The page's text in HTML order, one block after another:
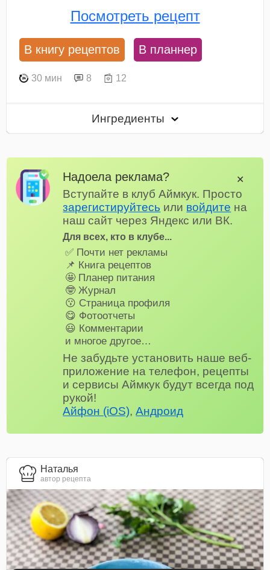
Посмотреть рецепт
В книгу рецептов В планнер
30 мин 8 12
Ингредиенты
Надоела реклама?
Вступайте в клуб Аймкук. Просто
зарегистируйтесь или войдите на
наш сайт через Яндекс или ВК.
Для всех, кто в клубе...
✅ Почти нет рекламы
📌 Книга рецептов
🤩 Планер питания
🤓 Журнал
😗 Страница профиля
😋 Фотоотчеты
😃 Комментарии
и многое другое…
Не забудьте установить наше веб-
приложение на телефон, рецепты
и сервисы Аймкук будут всегда под
рукой!
Айфон (iOS),Андроид
✕
Наталья
автор рецепта